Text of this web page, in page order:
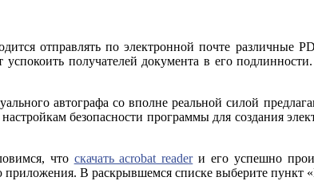
отправлять по электронной почте
получателей документа в его
автографа со вполне реальной силой
безопасности программы для создания
что скачать acrobat readerи его успешно
В раскрывшемся списке выберите пункт